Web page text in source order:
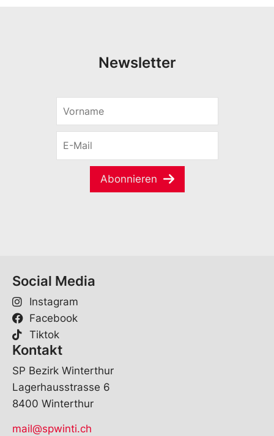
Newsletter
r
m
M
Abonnieren
Social Media
Instagram
Facebook
Tiktok
Kontakt
SP Bezirk Winterthur
Lagerhausstrasse 6
8400 Winterthur
mail@spwinti.ch